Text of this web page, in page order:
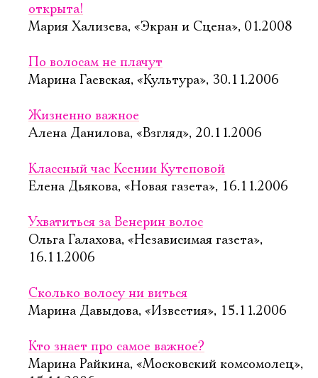
открыта!
Мария Хализева, «Экран и Сцена», 01.2008
По волосам не плачут
Марина Гаевская, «Культура», 30.11.2006
Жизненно важное
Алена Данилова, «Взгляд», 20.11.2006
Классный час Ксении Кутеповой
Елена Дьякова, «Новая газета», 16.11.2006
Ухватиться за Венерин волос
Ольга Галахова, «Независимая газета»,
16.11.2006
Сколько волосу ни виться
Марина Давыдова, «Известия», 15.11.2006
Кто знает про самое важное?
Марина Райкина, «Московский комсомолец»,